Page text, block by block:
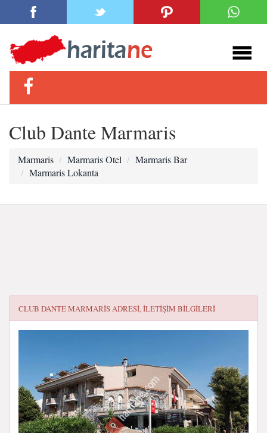
Club Dante Marmaris
Marmaris Marmaris Otel
Marmaris Bar
Marmaris Lokanta
CLUB DANTE MARMARISADRESI, ILETIŞIM BILGILERI